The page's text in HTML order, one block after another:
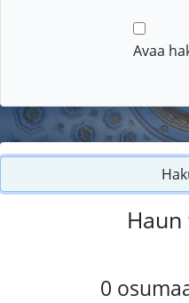
Avaa
0